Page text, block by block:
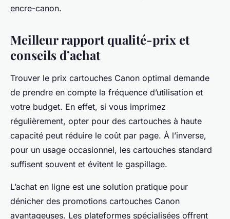
encre-canon.
Meilleur rapport qualité-prix et
conseils d’achat
Trouver le prix cartouches Canon optimal demande
de prendre en compte la fréquence d’utilisation et
votre budget. En effet, si vous imprimez
régulièrement, opter pour des cartouches à haute
capacité peut réduire le coût par page. À l’inverse,
pour un usage occasionnel, les cartouches standard
suffisent souvent et évitent le gaspillage.
L’achat en ligne est une solution pratique pour
dénicher des promotions cartouches Canon
avantageuses. Les plateformes spécialisées offrent